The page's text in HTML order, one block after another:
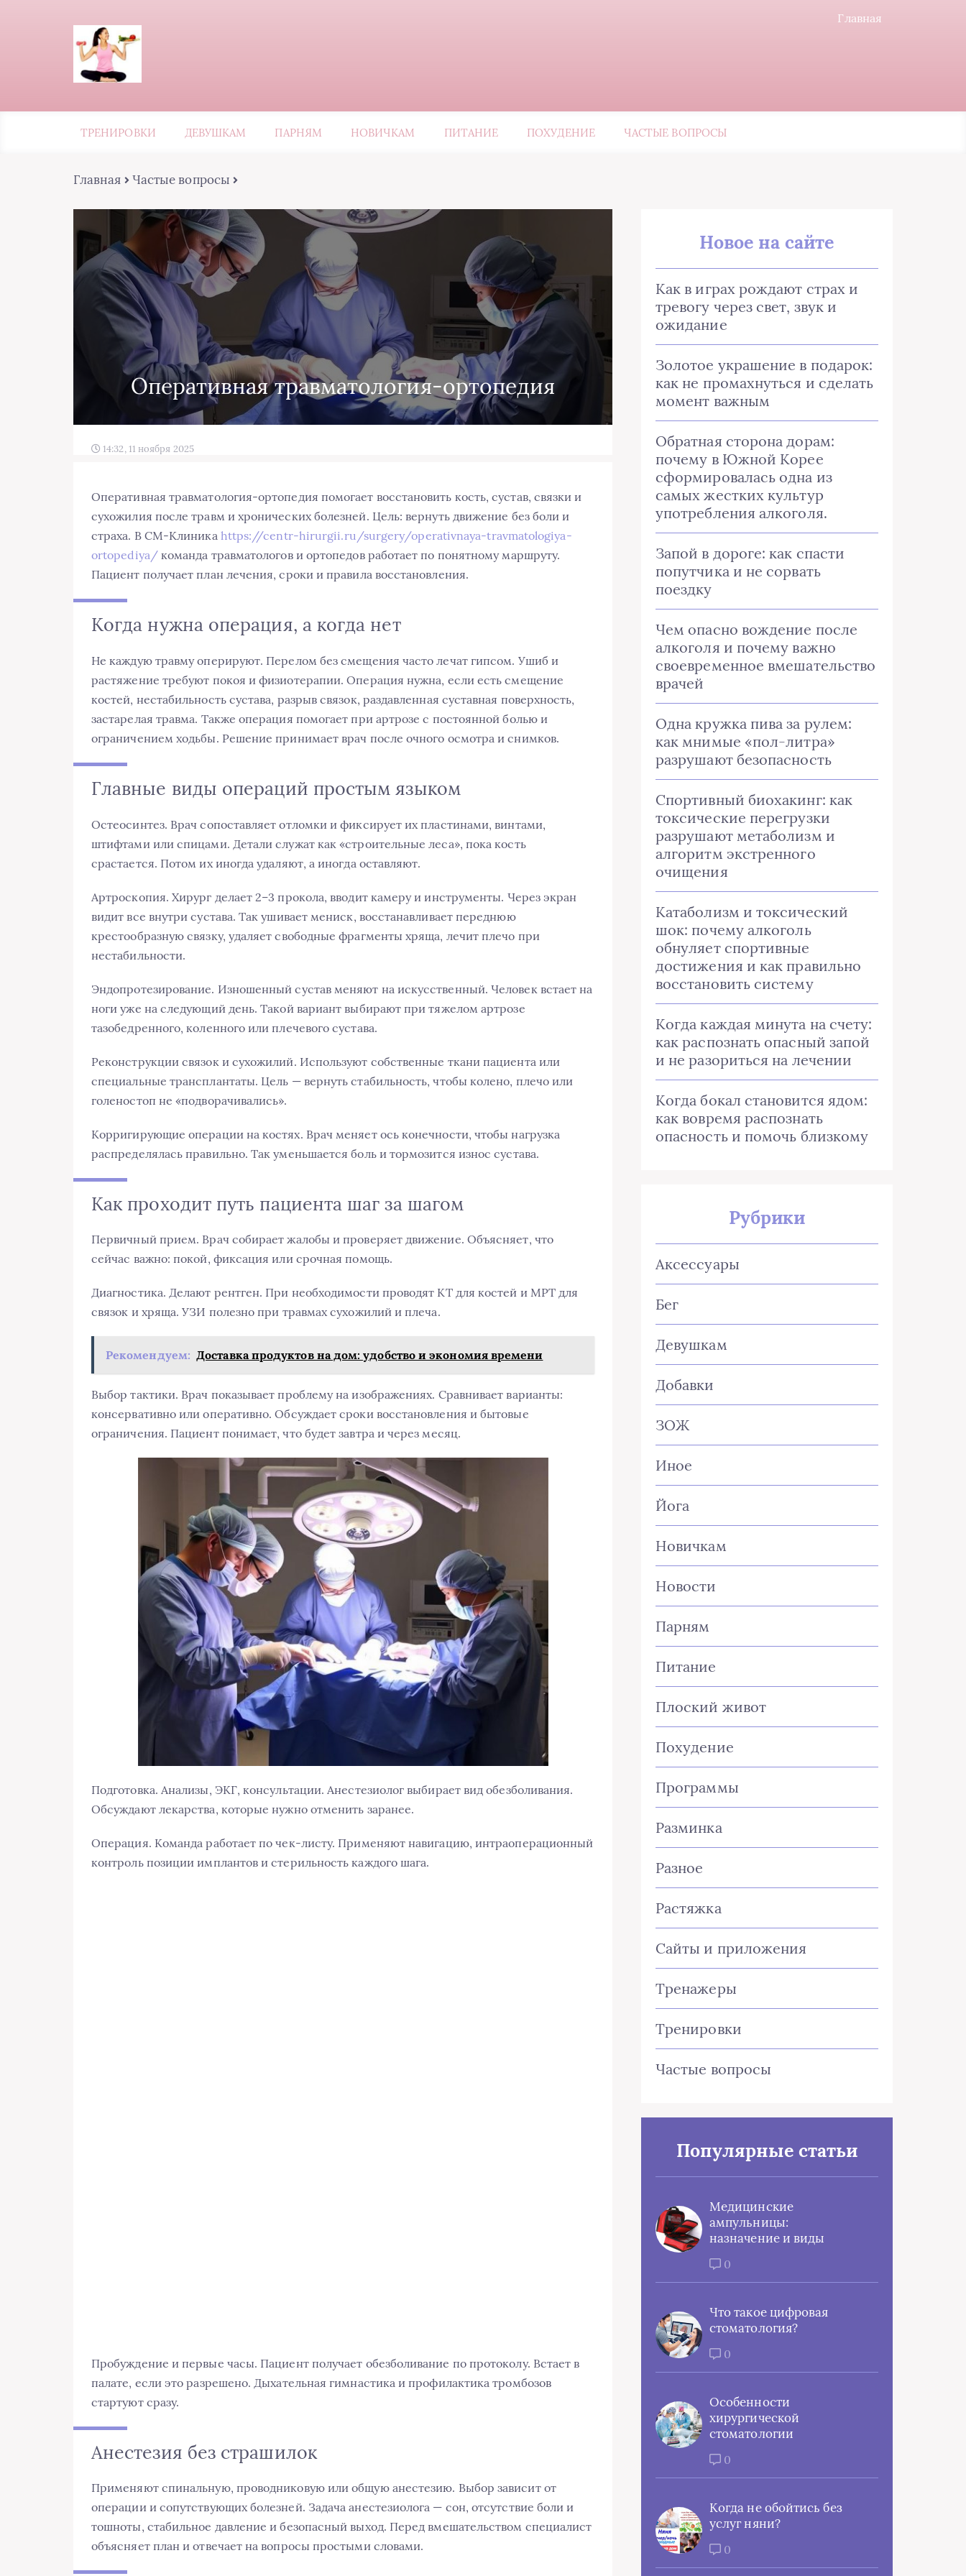
Главная
ТРЕНИРОВКИ ДЕВУШКАМ ПАРНЯМ НОВИЧКАМ ПИТАНИЕ ПОХУДЕНИЕ ЧАСТЫЕ ВОПРОСЫ
Главная Частые вопросы
Оперативная травматология-ортопедия
14:32, 11 ноября 2025
Оперативная травматология-ортопедия помогает восстановить кость, сустав, связки и
сухожилия после травм и хронических болезней. Цель: вернуть движение без боли и
страха. В СМ-Клиника https://centr-hirurgii.ru/surgery/operativnaya-travmatologiya-
ortopediya/команда травматологов и ортопедов работает по понятному маршруту.
Пациент получает план лечения, сроки и правила восстановления.
Когда нужна операция, а когда нет
Не каждую травму оперируют. Перелом без смещения часто лечат гипсом. Ушиб и
растяжение требуют покоя и физиотерапии. Операция нужна, если есть смещение
костей, нестабильность сустава, разрыв связок, раздавленная суставная поверхность,
застарелая травма. Также операция помогает при артрозе с постоянной болью и
ограничением ходьбы. Решение принимает врач после очного осмотра и снимков.
Главные виды операций простым языком
Остеосинтез. Врач сопоставляет отломки и фиксирует их пластинами, винтами,
штифтами или спицами. Детали служат как «строительные леса», пока кость
срастается. Потом их иногда удаляют, а иногда оставляют.
Артроскопия. Хирург делает 2–3 прокола, вводит камеру и инструменты. Через экран
видит все внутри сустава. Так ушивает мениск, восстанавливает переднюю
крестообразную связку, удаляет свободные фрагменты хряща, лечит плечо при
нестабильности.
Эндопротезирование. Изношенный сустав меняют на искусственный. Человек встает на
ноги уже на следующий день. Такой вариант выбирают при тяжелом артрозе
тазобедренного, коленного или плечевого сустава.
Реконструкции связок и сухожилий. Используют собственные ткани пациента или
специальные трансплантаты. Цель — вернуть стабильность, чтобы колено, плечо или
голеностоп не «подворачивались».
Корригирующие операции на костях. Врач меняет ось конечности, чтобы нагрузка
распределялась правильно. Так уменьшается боль и тормозится износ сустава.
Как проходит путь пациента шаг за шагом
Первичный прием. Врач собирает жалобы и проверяет движение. Объясняет, что
сейчас важно: покой, фиксация или срочная помощь.
Диагностика. Делают рентген. При необходимости проводят КТ для костей и МРТ для
связок и хряща. УЗИ полезно при травмах сухожилий и плеча.
Рекомендуем: Доставка продуктов на дом: удобство и экономия времени
Выбор тактики. Врач показывает проблему на изображениях. Сравнивает варианты:
консервативно или оперативно. Обсуждает сроки восстановления и бытовые
ограничения. Пациент понимает, что будет завтра и через месяц.
Подготовка. Анализы, ЭКГ, консультации. Анестезиолог выбирает вид обезболивания.
Обсуждают лекарства, которые нужно отменить заранее.
Операция. Команда работает по чек-листу. Применяют навигацию, интраоперационный
контроль позиции имплантов и стерильность каждого шага.
Пробуждение и первые часы. Пациент получает обезболивание по протоколу. Встает в
палате, если это разрешено. Дыхательная гимнастика и профилактика тромбозов
стартуют сразу.
Анестезия без страшилок
Применяют спинальную, проводниковую или общую анестезию. Выбор зависит от
операции и сопутствующих болезней. Задача анестезиолога — сон, отсутствие боли и
тошноты, стабильное давление и безопасный выход. Перед вмешательством специалист
объясняет план и отвечает на вопросы простыми словами.
Новое на сайте
Как в играх рождают страх и
тревогу через свет, звук и
ожидание
Золотое украшение в подарок:
как не промахнуться и сделать
момент важным
Обратная сторона дорам:
почему в Южной Корее
сформировалась одна из
самых жестких культур
употребления алкоголя.
Запой в дороге: как спасти
попутчика и не сорвать
поездку
Чем опасно вождение после
алкоголя и почему важно
своевременное вмешательство
врачей
Одна кружка пива за рулем:
как мнимые «пол-литра»
разрушают безопасность
Спортивный биохакинг: как
токсические перегрузки
разрушают метаболизм и
алгоритм экстренного
очищения
Катаболизм и токсический
шок: почему алкоголь
обнуляет спортивные
достижения и как правильно
восстановить систему
Когда каждая минута на счету:
как распознать опасный запой
и не разориться на лечении
Когда бокал становится ядом:
как вовремя распознать
опасность и помочь близкому
Рубрики
Аксессуары
Бег
Девушкам
Добавки
ЗОЖ
Иное
Йога
Новичкам
Новости
Парням
Питание
Плоский живот
Похудение
Программы
Разминка
Разное
Растяжка
Сайты и приложения
Тренажеры
Тренировки
Частые вопросы
Популярные статьи
Медицинские
ампульницы:
назначение и виды
0
Что такое цифровая
стоматология?
0
Особенности
хирургической
стоматологии
0
Когда не обойтись без
услуг няни?
0